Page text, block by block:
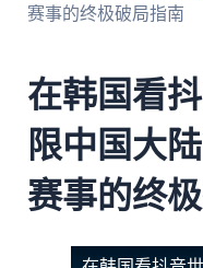
赛事的终极破局指南
在韩国看
限中国大
赛事的终